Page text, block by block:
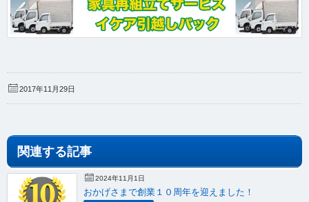
2017年11月29日
関連する記事
2024年11月1日
おかげさまで創業１０周年を迎えました！